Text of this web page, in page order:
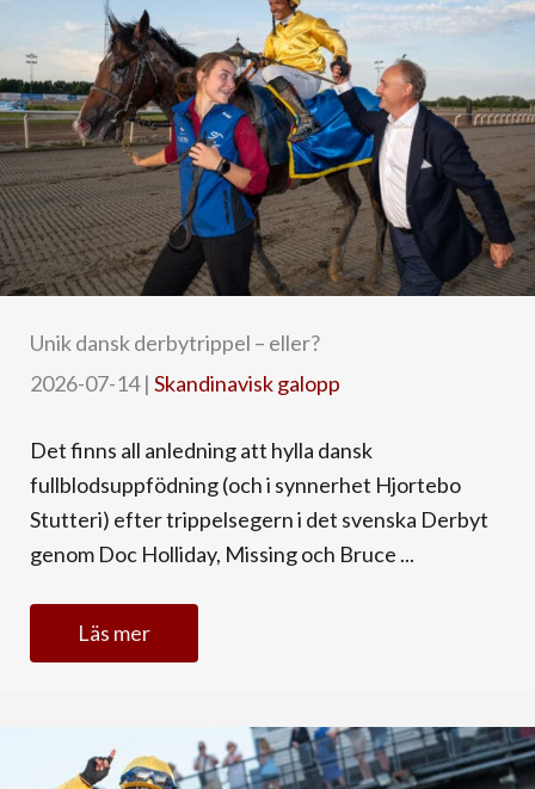
Unik dansk derbytrippel – eller?
2026-07-14| Skandinavisk galopp
Det finns all anledning att hylla dansk
fullblodsuppfödning (och i synnerhet Hjortebo
Stutteri) efter trippelsegern i det svenska Derbyt
genom Doc Holliday, Missing och Bruce ...
Läs mer